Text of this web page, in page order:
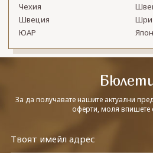
Чехия
Швеция
Шри
ЮАР
За да получавате нашите актуални
оферти, моля впишете